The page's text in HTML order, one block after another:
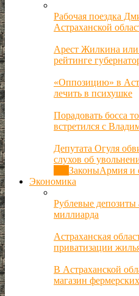
Рабочая поездка
Астраханской
Арест Жилкина или
рейтинге
«Оппозицию» в
лечить в психушке
Порадовать босса
встретился с
Депутата Огуля
слухов об
ЗаконыАрмия и
Экономика
Рублевые депозиты
миллиарда
Астраханская
приватизации
В Астраханской
магазин